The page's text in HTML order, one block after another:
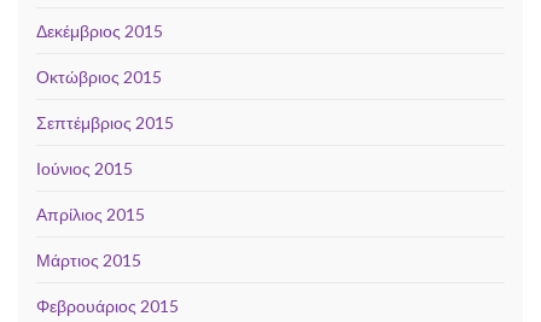
Δεκέμβριος 2015
Οκτώβριος 2015
Σεπτέμβριος 2015
Ιούνιος 2015
Απρίλιος 2015
Μάρτιος 2015
Φεβρουάριος 2015